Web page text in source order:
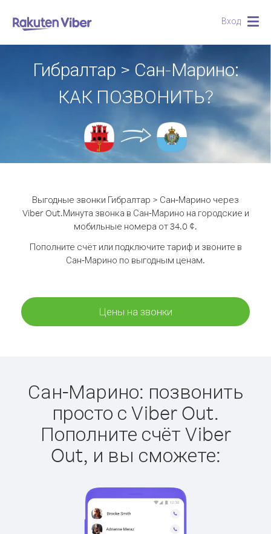
Вход
Гибралтар > Сан-Марино:
КАК ПОЗВОНИТЬ?
Выгодные звонки Гибралтар > Сан-Марино через
Viber Out.Минута звонка в Сан-Марино на городские и
мобильные номера от 34.0 ¢.
Пополните счёт или подключите тариф и звоните в
Сан-Марино по выгодным ценам.
Цены на звонки
Сан-Марино: позвонить
просто с Viber Out.
Пополните счёт Viber
Out, и вы сможете: